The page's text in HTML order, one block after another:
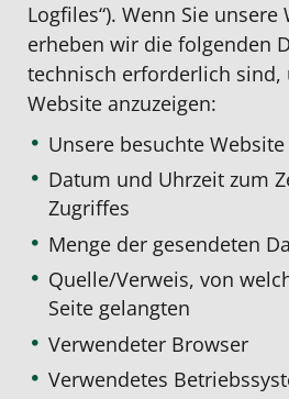
Logfiles“). Wenn Sie
erheben wir die folgenden
technisch erforderlich sind,
Website anzuzeigen:
Unsere besuchte Website
Datum und Uhrzeit zum
Zugriffes
Menge der gesendeten
Quelle/Verweis, von
Seite gelangten
Verwendeter Browser
Verwendetes